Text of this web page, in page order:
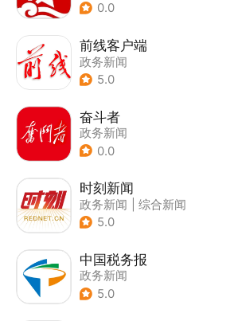
0.0
前线客户端
政务新闻
5.0
奋斗者
政务新闻
0.0
时刻新闻
政务新闻
综合新闻
5.0
中国税务报
政务新闻
5.0